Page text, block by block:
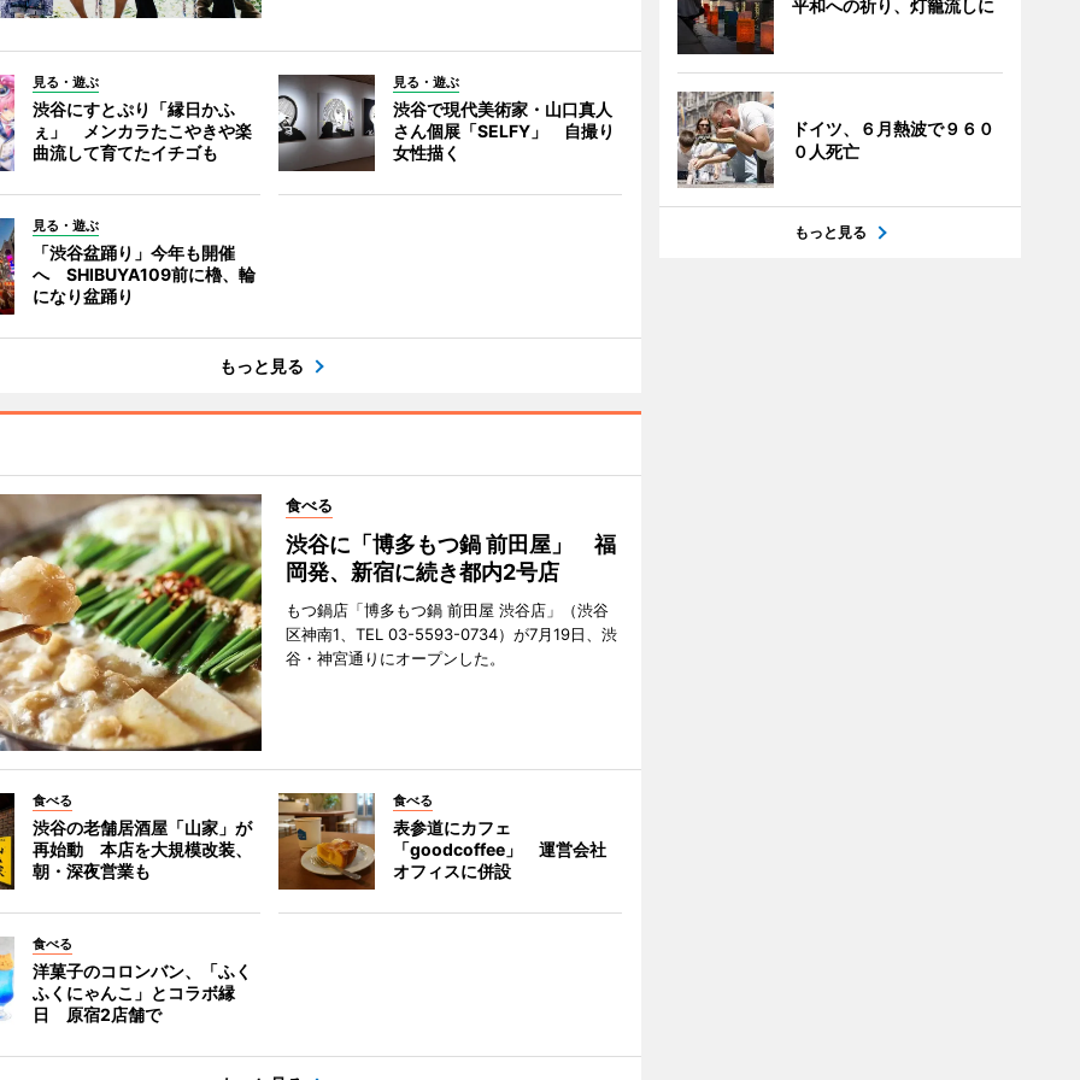
見る・遊ぶ
渋谷にすとぷり「縁日かふ
ぇ」 メンカラたこやきや楽
曲流して育てたイチゴも
見る・遊ぶ
渋谷で現代美術家・山口真人
さん個展「SELFY」 自撮り
女性描く
見る・遊ぶ
「渋谷盆踊り」今年も開催
へ SHIBUYA109前に櫓、輪
になり盆踊り
もっと見る
食べる
渋谷に「博多もつ鍋 前田屋」 福
岡発、新宿に続き都内2号店
もつ鍋店「博多もつ鍋 前田屋 渋谷店」（渋谷
区神南1、TEL 03-5593-0734）が7月19日、渋
谷・神宮通りにオープンした。
食べる
渋谷の老舗居酒屋「山家」が
再始動 本店を大規模改装、
朝・深夜営業も
食べる
表参道にカフェ
「goodcoffee」 運営会社
オフィスに併設
食べる
洋菓子のコロンバン、「ふく
ふくにゃんこ」とコラボ縁
日 原宿2店舗で
平和への祈り、灯籠流しに
ドイツ、６月熱波で９６０
０人死亡
もっと見る